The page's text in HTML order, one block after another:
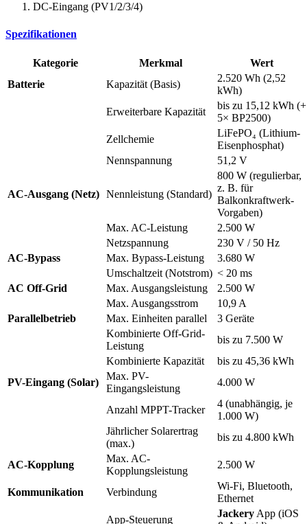
DC-Eingang (PV1/2/3/4)
Spezifikationen
Kategorie Merkmal
Wert
Batterie
Kapazität (Basis)
2.520 Wh (2,52
kWh)
Erweiterbare Kapazität
bis zu 15,12 kWh (+
5× BP2500)
Zellchemie
LiFePO₄ (Lithium-
Eisenphosphat)
Nennspannung
51,2 V
AC-Ausgang (Netz) Nennleistung (Standard)
800 W (regulierbar,
z. B. für
Balkonkraftwerk-
Vorgaben)
Max. AC-Leistung
2.500 W
Netzspannung
230 V / 50 Hz
AC-Bypass
Max. Bypass-Leistung
3.680 W
Umschaltzeit (Notstrom) < 20 ms
AC Off-Grid
Max. Ausgangsleistung
2.500 W
Max. Ausgangsstrom
10,9 A
Parallelbetrieb
Max. Einheiten parallel
3 Geräte
Kombinierte Off-Grid-
Leistung
bis zu 7.500 W
Kombinierte Kapazität
bis zu 45,36 kWh
PV-Eingang (Solar)
Max. PV-
Eingangsleistung
4.000 W
Anzahl MPPT-Tracker
4 (unabhängig, je
1.000 W)
Jährlicher Solarertrag
(max.)
bis zu 4.800 kWh
AC-Kopplung
Max. AC-
Kopplungsleistung
2.500 W
Kommunikation Verbindung
Wi-Fi, Bluetooth,
Ethernet
App-Steuerung
Jackery App (iOS